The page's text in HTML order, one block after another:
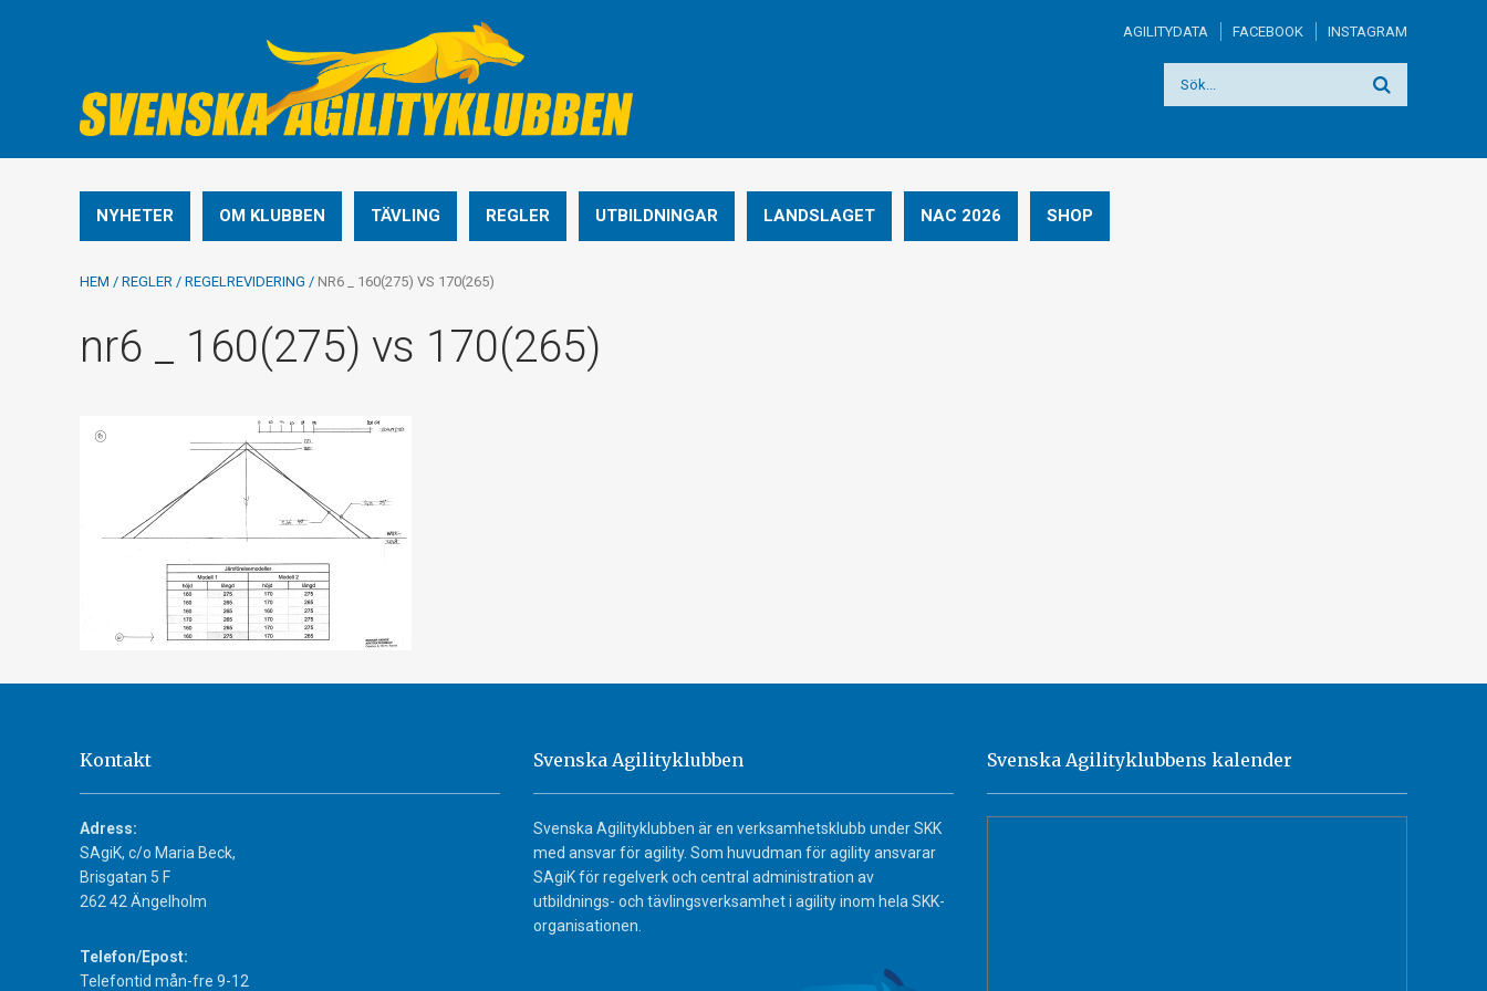
AGILITYDATA FACEBOOK INSTAGRAM
NYHETER OM KLUBBEN TÄVLING REGLER UTBILDNINGAR LANDSLAGET NAC 2026 SHOP
HEM / REGLER / REGELREVIDERING / NR6 _ 160(275) VS 170(265)
nr6 _ 160(275) vs 170(265)
Kontakt
Adress:
SAgiK, c/o Maria Beck,
Brisgatan 5 F
262 42 Ängelholm
Telefon/Epost:
Telefontid mån-fre 9-12
Svenska Agilityklubben
Svenska Agilityklubben är en verksamhetsklubb under SKK
med ansvar för agility. Som huvudman för agility ansvarar
SAgiK för regelverk och central administration av
utbildnings- och tävlingsverksamhet i agility inom hela SKK-
organisationen.
Svenska Agilityklubbens kalender